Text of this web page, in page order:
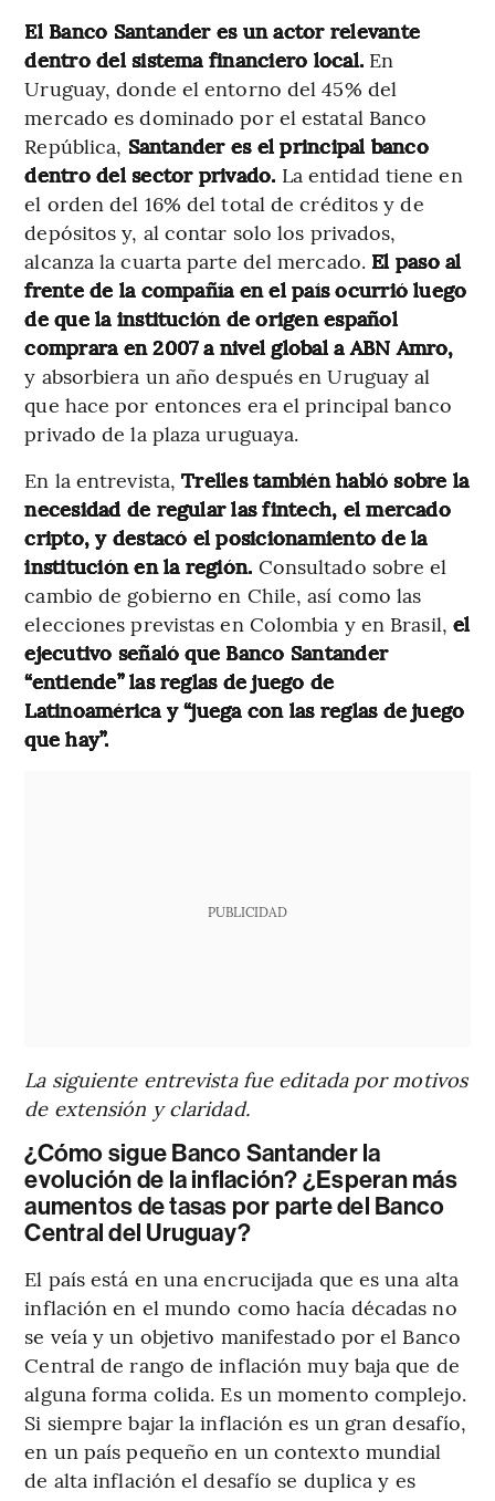
El Banco Santander es un actor relevante
dentro del sistema financiero local. En
Uruguay, donde el entorno del 45% del
mercado es dominado por el estatal Banco
República, Santander es el principal banco
dentro del sector privado. La entidad tiene en
el orden del 16% del total de créditos y de
depósitos y, al contar solo los privados,
alcanza la cuarta parte del mercado. El paso al
frente de la compañía en el país ocurrió luego
de que la institución de origen español
comprara en 2007 a nivel global a ABN Amro,
y absorbiera un año después en Uruguay al
que hace por entonces era el principal banco
privado de la plaza uruguaya.
En la entrevista,Trelles también habló sobre la
necesidad de regular las fintech, el mercado
cripto, y destacó el posicionamiento de la
institución en la región. Consultado sobre el
cambio de gobierno en Chile, así como las
elecciones previstas en Colombia y en Brasil, el
ejecutivo señaló que Banco Santander
“entiende” las reglas de juego de
Latinoamérica y “juega con las reglas de juego
que hay”.
PUBLICIDAD
La siguiente entrevista fue editada por motivos
de extensión y claridad.
¿Cómo sigue Banco Santander la
evolución de la inflación? ¿Esperan más
aumentos de tasas por parte del Banco
Central del Uruguay?
El país está en una encrucijada que es una alta
inflación en el mundo como hacía décadas no
se veía y un objetivo manifestado por el Banco
Central de rango de inflación muy baja que de
alguna forma colida. Es un momento complejo.
Si siempre bajar la inflación es un gran desafío,
en un país pequeño en un contexto mundial
de alta inflación el desafío se duplica y es